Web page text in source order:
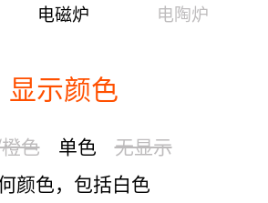
电磁炉 电陶炉
显示颜色
色 单色
无显示
颜色，包括白色